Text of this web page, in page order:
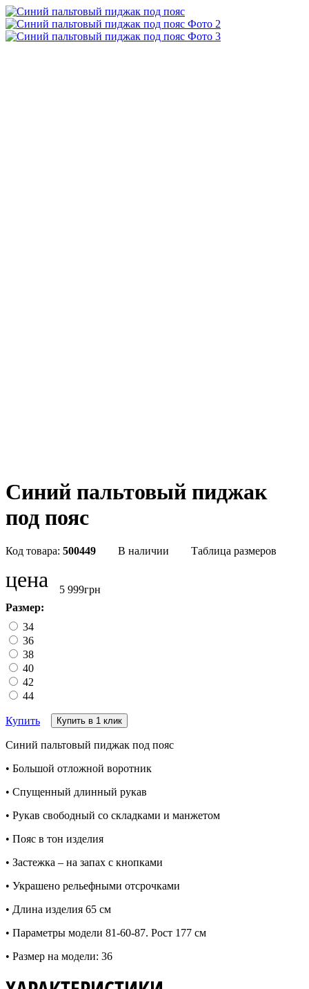
Синий пальтовый пиджак
под пояс
500449 В наличии Таблица размеров
цена 5 999грн
Размер:
34
36
38
40
42
44
Купить Купить в 1 клик
Синий пальтовый пиджак под пояс
• Большой отложной воротник
• Спущенный длинный рукав
• Рукав свободный со складками и манжетом
• Пояс в тон изделия
• Застежка – на запах с кнопками
• Украшено рельефными отсрочками
• Длина изделия 65 см
• Параметры модели 81-60-87. Рост 177 см
• Размер на модели: 36